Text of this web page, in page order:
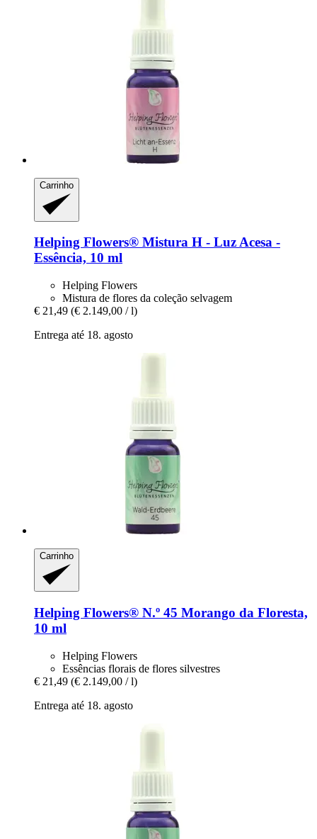
Carrinho
Helping Flowers® Mistura H -​ Luz Acesa -​
Essência, 10 ml
Helping Flowers
Mistura de flores da coleção selvagem
€ 21,49 (€ 2.149,00 / l)
Entrega até 18. agosto
Carrinho
Helping Flowers® N.º 45 Morango da Floresta,
10 ml
Helping Flowers
Essências florais de flores silvestres
€ 21,49 (€ 2.149,00 / l)
Entrega até 18. agosto